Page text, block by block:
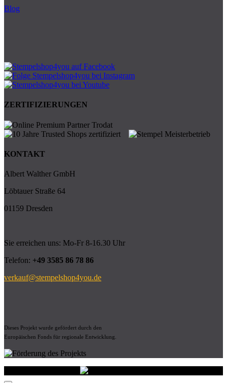
Blog
ZERTIFIZIERUNGEN
KONTAKT
Albert Walther GmbH
Löbtauer Straße 64
01159 Dresden
Sie erreichen uns: Mo-Fr 8-16.30 Uhr
Telefon: +49 3585 86 78 86
verkauf@stempelshop4you.de
Dieses Projekt wurde gefördert durch den
Europäischen Fonds für regionale Entwicklung.